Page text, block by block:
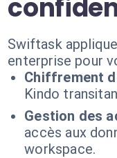
Swiftask
enterprise pour
Chiffrement
Kindo
Gestion des
accès aux
workspace.